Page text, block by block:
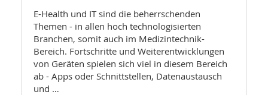
E-Health und IT sind die beherrschenden
Themen - in allen hoch technologisierten
Branchen, somit auch im Medizintechnik-
Bereich. Fortschritte und Weiterentwicklungen
von Geräten spielen sich viel in diesem Bereich
ab - Apps oder Schnittstellen, Datenaustausch
und …